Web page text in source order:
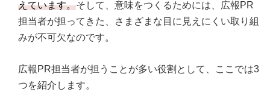
えています。そして、意味をつくるためには、広報PR
担当者が担ってきた、さまざまな目に見えにくい取り組
みが不可欠なのです。
広報PR担当者が担うことが多い役割として、ここでは3
つを紹介します。